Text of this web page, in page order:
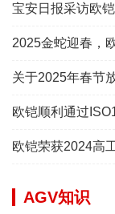
宝安日报采访欧
2025金蛇迎春，
关于2025年春节
欧铠顺利通过
欧铠荣获2024高
AGV知识